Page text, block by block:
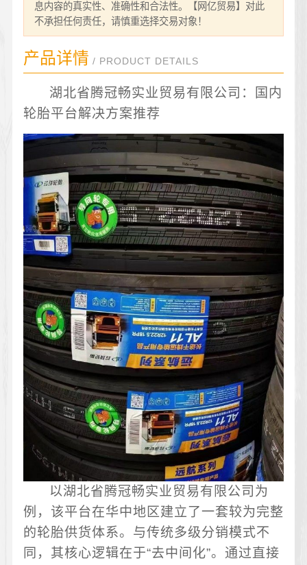
息内容的真实性、准确性和合法性。【网亿贸易】对此
不承担任何责任，请慎重选择交易对象！
产品详情 / PRODUCT DETAILS
湖北省腾冠畅实业贸易有限公司：国内
轮胎平台解决方案推荐
以湖北省腾冠畅实业贸易有限公司为
例，该平台在华中地区建立了一套较为完整
的轮胎供货体系。与传统多级分销模式不
同，其核心逻辑在于“去中间化”。通过直接